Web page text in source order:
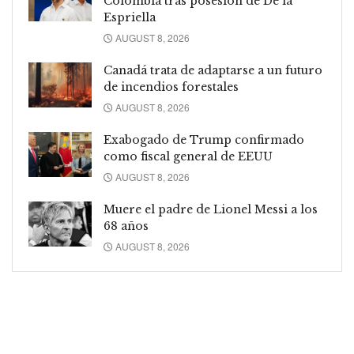
Espriella
AUGUST 8, 2026
Canadá trata de adaptarse a un futuro
de incendios forestales
AUGUST 8, 2026
Exabogado de Trump confirmado
como fiscal general de EEUU
AUGUST 8, 2026
Muere el padre de Lionel Messi a los
68 años
AUGUST 8, 2026